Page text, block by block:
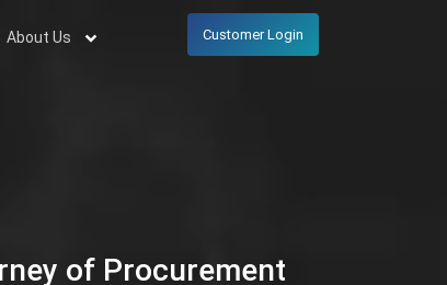
About Us Customer Login
of Procurement